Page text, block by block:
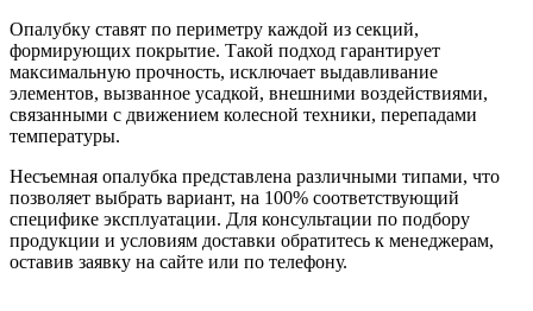
Опалубку ставят по периметру каждой из секций,
формирующих покрытие. Такой подход гарантирует
максимальную прочность, исключает выдавливание
элементов, вызванное усадкой, внешними воздействиями,
связанными с движением колесной техники, перепадами
температуры.
Несъемная опалубка представлена различными типами, что
позволяет выбрать вариант, на 100% соответствующий
специфике эксплуатации. Для консультации по подбору
продукции и условиям доставки обратитесь к менеджерам,
оставив заявку на сайте или по телефону.